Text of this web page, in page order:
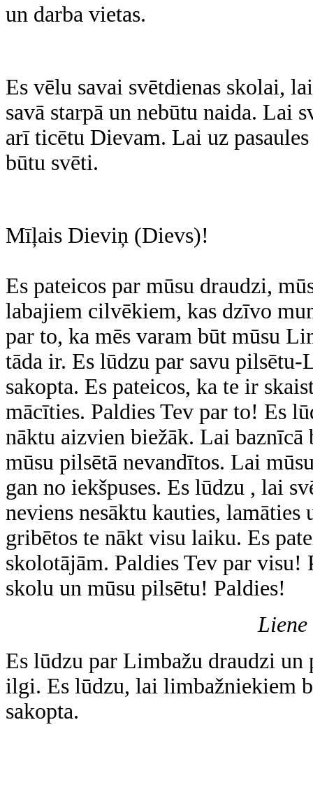
un darba vietas.
Es vēlu savai svētdienas skolai,
savā starpā un nebūtu naida. Lai
arī ticētu Dievam. Lai uz
būtu svēti.
Mīļais Dieviņ (Dievs)!
Es pateicos par mūsu draudzi,
labajiem cilvēkiem, kas dzīvo
par to, ka mēs varam būt mūsu
tāda ir. Es lūdzu par savu
sakopta. Es pateicos, ka te ir
mācīties. Paldies Tev par to! Es
nāktu aizvien biežāk. Lai
mūsu pilsētā nevandītos. Lai
gan no iekšpuses. Es lūdzu , lai
neviens nesāktu kauties,
gribētos te nākt visu laiku. Es
skolotājām. Paldies Tev par visu!
skolu un mūsu pilsētu! Paldies!
Es lūdzu par Limbažu draudzi un
ilgi. Es lūdzu, lai limbažniekiem
sakopta.